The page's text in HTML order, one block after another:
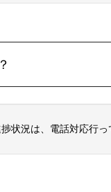
状況は、電話対応行っ